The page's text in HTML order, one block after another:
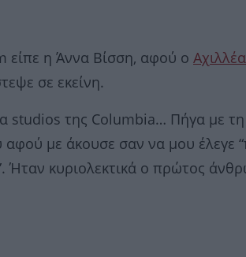
είπε η Άννα Βίσση, αφού ο
σε εκείνη.
studios της Columbia… Πήγα με τη
με άκουσε σαν να μου έλεγε
Ήταν κυριολεκτικά ο πρώτος